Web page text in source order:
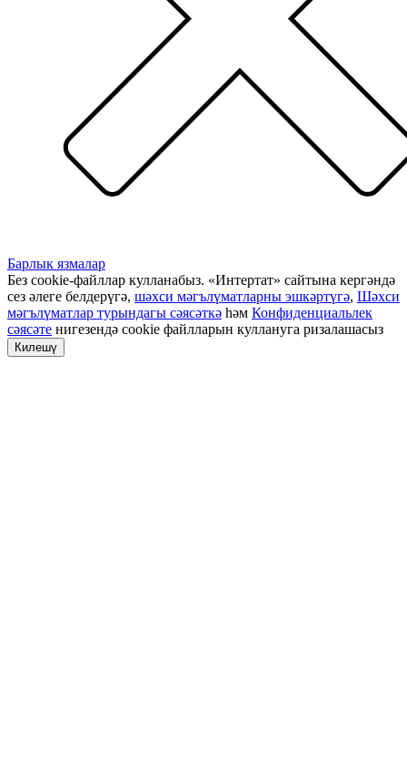
Барлык язмалар
Без cookie-файллар кулланабыз. «Интертат» сайтына кергәндә
сез әлеге белдерүгә, шәхси мәгълүматларны эшкәртүгә, Шәхси
мәгълүматлар турындагы сәясәткә һәм Конфиденциальлек
сәясәте нигезендә cookie файлларын куллануга ризалашасыз
Килешү